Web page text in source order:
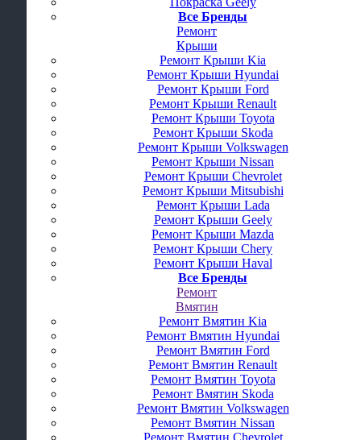
Все Бренды
Ремонт
Крыши
Ремонт Крыши Kia
Ремонт Крыши Hyundai
Ремонт Крыши Ford
Ремонт Крыши Renault
Ремонт Крыши Toyota
Ремонт Крыши Skoda
Ремонт Крыши Volkswagen
Ремонт Крыши Nissan
Ремонт Крыши Chevrolet
Ремонт Крыши Mitsubishi
Ремонт Крыши Lada
Ремонт Крыши Geely
Ремонт Крыши Mazda
Ремонт Крыши Chery
Ремонт Крыши Haval
Все Бренды
Ремонт
Вмятин
Ремонт Вмятин Kia
Ремонт Вмятин Hyundai
Ремонт Вмятин Ford
Ремонт Вмятин Renault
Ремонт Вмятин Toyota
Ремонт Вмятин Skoda
Ремонт Вмятин Volkswagen
Ремонт Вмятин Nissan
Ремонт Вмятин Chevrolet